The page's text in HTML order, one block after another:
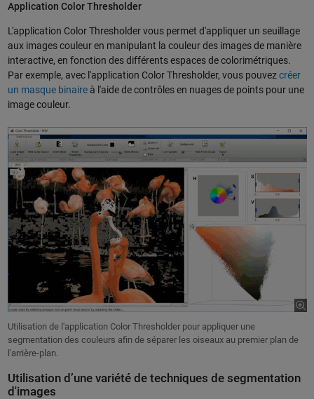
Application Color Thresholder
L'application Color Thresholder vous permet d'appliquer un seuillage
aux images couleur en manipulant la couleur des images de manière
interactive, en fonction des différents espaces de colorimétriques.
Par exemple, avec l'application Color Thresholder, vous pouvezcréer
un masque binaireà l'aide de contrôles en nuages de points pour une
image couleur.
Utilisation de l'application Color Thresholder pour appliquer une
segmentation des couleurs afin de séparer les oiseaux au premier plan de
l'arrière-plan.
Utilisation d’une variété de techniques de segmentation
d'images